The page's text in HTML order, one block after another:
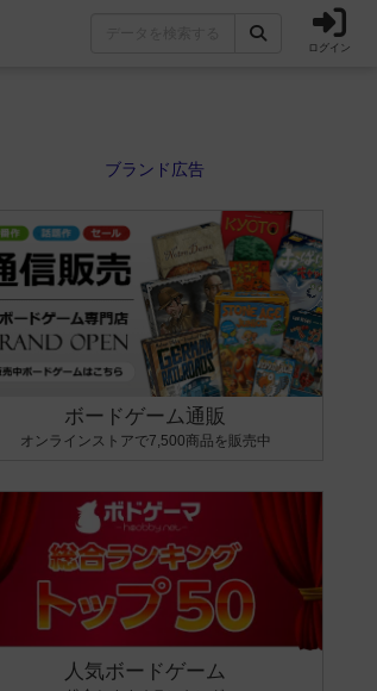
ム ログイン
ボードゲーム通販
オンラインストアで7,500商品を販売中
人気ボードゲーム